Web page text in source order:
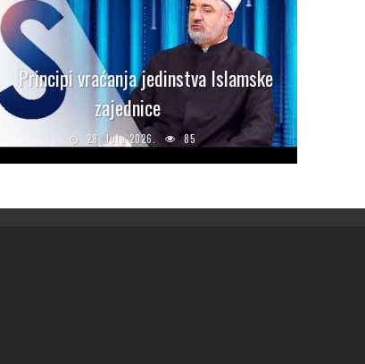
Principi vraćanja jedinstva Islamske
zajednice
28. Jula 2026. 85